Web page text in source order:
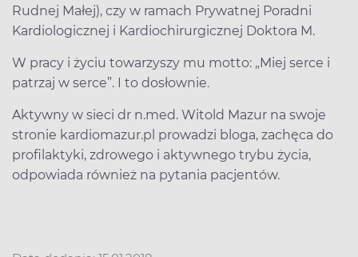
Rudnej Małej), czy w ramach Prywatnej Poradni
Kardiologicznej i Kardiochirurgicznej Doktora M.
W pracy i życiu towarzyszy mu motto: „Miej serce i
patrzaj w serce”. I to dosłownie.
Aktywny w sieci dr n.med. Witold Mazur na swoje
stronie kardiomazur.pl prowadzi bloga, zachęca do
profilaktyki, zdrowego i aktywnego trybu życia,
odpowiada również na pytania pacjentów.